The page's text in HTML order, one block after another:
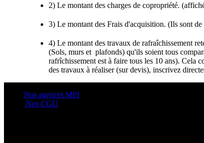
2) Le montant des charges de copropriété.
3) Le montant des Frais d'acquisition. (Ils sont
4) Le montant des travaux de rafraîchissement
(Sols, murs et plafonds) qu'ils soient tous
rafrîchissement est à faire tous les 10 ans). Cela
des travaux à réaliser (sur devis), inscrivez
Nos agences MPI
Nos CGU